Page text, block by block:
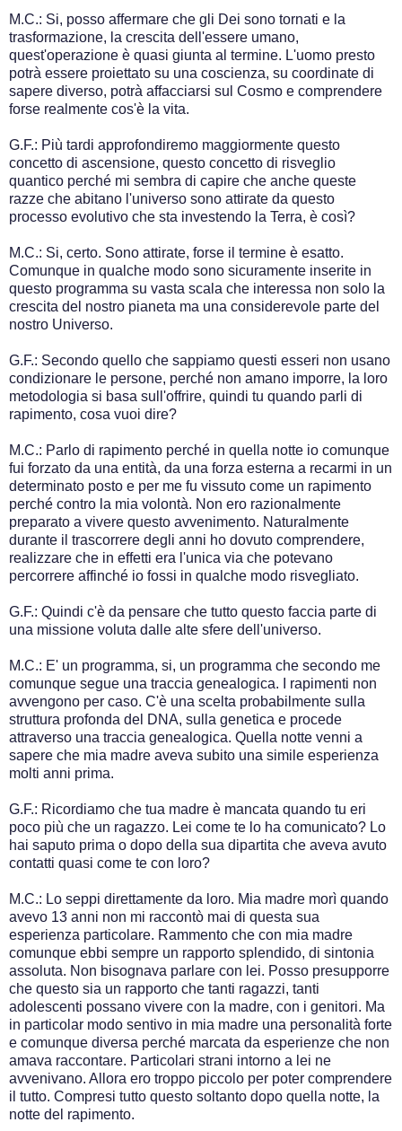
M.C.: Si, posso affermare che gli Dei sono tornati e la
trasformazione, la crescita dell'essere umano,
quest'operazione è quasi giunta al termine. L'uomo presto
potrà essere proiettato su una coscienza, su coordinate di
sapere diverso, potrà affacciarsi sul Cosmo e comprendere
forse realmente cos'è la vita.
G.F.: Più tardi approfondiremo maggiormente questo
concetto di ascensione, questo concetto di risveglio
quantico perché mi sembra di capire che anche queste
razze che abitano l'universo sono attirate da questo
processo evolutivo che sta investendo la Terra, è così?
M.C.: Si, certo. Sono attirate, forse il termine è esatto.
Comunque in qualche modo sono sicuramente inserite in
questo programma su vasta scala che interessa non solo la
crescita del nostro pianeta ma una considerevole parte del
nostro Universo.
G.F.: Secondo quello che sappiamo questi esseri non usano
condizionare le persone, perché non amano imporre, la loro
metodologia si basa sull'offrire, quindi tu quando parli di
rapimento, cosa vuoi dire?
M.C.: Parlo di rapimento perché in quella notte io comunque
fui forzato da una entità, da una forza esterna a recarmi in un
determinato posto e per me fu vissuto come un rapimento
perché contro la mia volontà. Non ero razionalmente
preparato a vivere questo avvenimento. Naturalmente
durante il trascorrere degli anni ho dovuto comprendere,
realizzare che in effetti era l'unica via che potevano
percorrere affinché io fossi in qualche modo risvegliato.
G.F.: Quindi c'è da pensare che tutto questo faccia parte di
una missione voluta dalle alte sfere dell'universo.
M.C.: E' un programma, si, un programma che secondo me
comunque segue una traccia genealogica. I rapimenti non
avvengono per caso. C'è una scelta probabilmente sulla
struttura profonda del DNA, sulla genetica e procede
attraverso una traccia genealogica. Quella notte venni a
sapere che mia madre aveva subito una simile esperienza
molti anni prima.
G.F.: Ricordiamo che tua madre è mancata quando tu eri
poco più che un ragazzo. Lei come te lo ha comunicato? Lo
hai saputo prima o dopo della sua dipartita che aveva avuto
contatti quasi come te con loro?
M.C.: Lo seppi direttamente da loro. Mia madre morì quando
avevo 13 anni non mi raccontò mai di questa sua
esperienza particolare. Rammento che con mia madre
comunque ebbi sempre un rapporto splendido, di sintonia
assoluta. Non bisognava parlare con lei. Posso presupporre
che questo sia un rapporto che tanti ragazzi, tanti
adolescenti possano vivere con la madre, con i genitori. Ma
in particolar modo sentivo in mia madre una personalità forte
e comunque diversa perché marcata da esperienze che non
amava raccontare. Particolari strani intorno a lei ne
avvenivano. Allora ero troppo piccolo per poter comprendere
il tutto. Compresi tutto questo soltanto dopo quella notte, la
notte del rapimento.